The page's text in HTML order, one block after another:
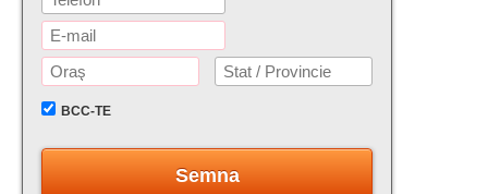
BCC-TE
Semna